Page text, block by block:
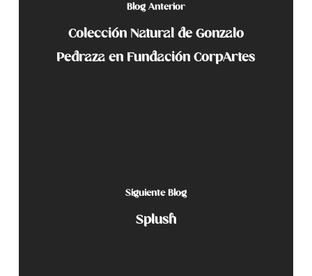
Blog Anterior
Colección Natural de Gonzalo
Pedraza en Fundación CorpArtes
Siguiente Blog
Splush